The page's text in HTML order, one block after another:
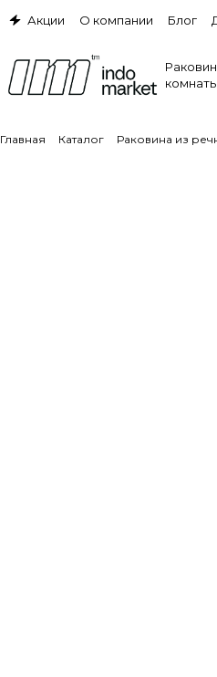
Акции О компании Блог
комнаты
Главная Каталог Раковина из